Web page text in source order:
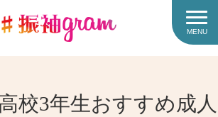
MENU
校3年生おすすめ成人